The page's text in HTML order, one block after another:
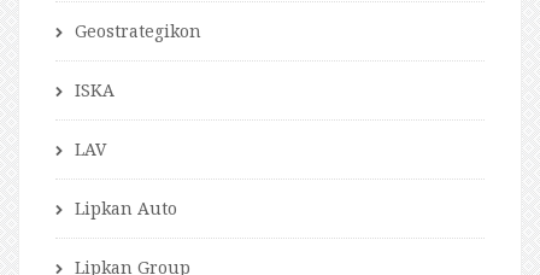
Geostrategikon
ISKA
LAV
Lipkan Auto
Lipkan Group